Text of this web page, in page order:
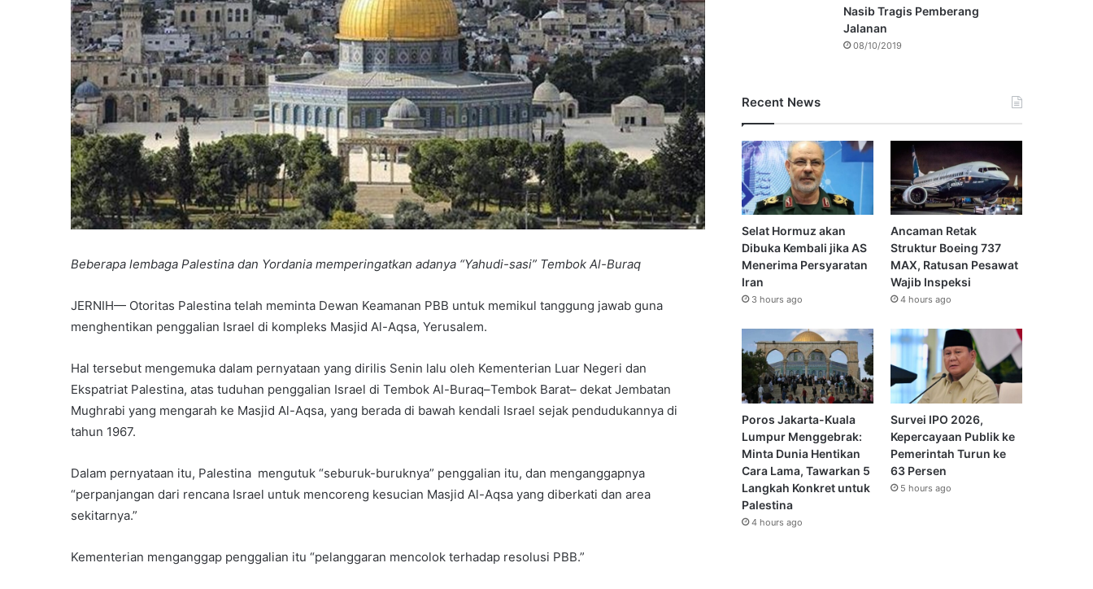
Beberapa lembaga Palestina dan Yordania memperingatkan adanya “Yahudi-sasi” Tembok Al-Buraq
JERNIH— Otoritas Palestina telah meminta Dewan Keamanan PBB untuk memikul tanggung jawab guna
menghentikan penggalian Israel di kompleks Masjid Al-Aqsa, Yerusalem.
Hal tersebut mengemuka dalam pernyataan yang dirilis Senin lalu oleh Kementerian Luar Negeri dan
Ekspatriat Palestina, atas tuduhan penggalian Israel di Tembok Al-Buraq–Tembok Barat– dekat Jembatan
Mughrabi yang mengarah ke Masjid Al-Aqsa, yang berada di bawah kendali Israel sejak pendudukannya di
tahun 1967.
Dalam pernyataan itu, Palestina mengutuk “seburuk-buruknya” penggalian itu, dan menganggapnya
“perpanjangan dari rencana Israel untuk mencoreng kesucian Masjid Al-Aqsa yang diberkati dan area
sekitarnya.”
Kementerian menganggap penggalian itu “pelanggaran mencolok terhadap resolusi PBB.”
Nasib Tragis Pemberang
Jalanan
08/10/2019
Recent News
Selat Hormuz akan
Dibuka Kembali jika AS
Menerima Persyaratan
Iran
3 hours ago
Ancaman Retak
Struktur Boeing 737
MAX, Ratusan Pesawat
Wajib Inspeksi
4 hours ago
Poros Jakarta-Kuala
Lumpur Menggebrak:
Minta Dunia Hentikan
Cara Lama, Tawarkan 5
Langkah Konkret untuk
Palestina
4 hours ago
Survei IPO 2026,
Kepercayaan Publik ke
Pemerintah Turun ke
63 Persen
5 hours ago